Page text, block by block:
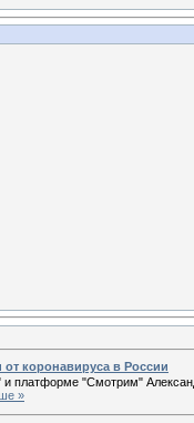
коронавируса в России
и платформе "Смотрим"
»